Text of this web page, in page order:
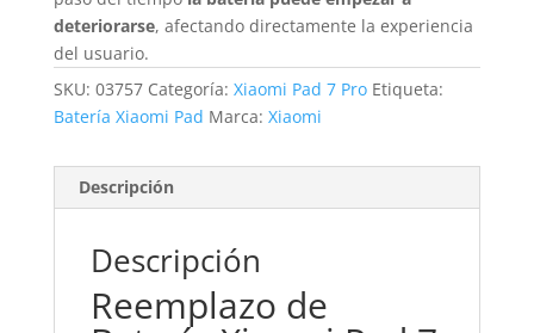
deteriorarse, afectando directamente la experiencia
del usuario.
SKU: 03757 Categoría: Xiaomi Pad 7 Pro Etiqueta:
Batería Xiaomi Pad Marca: Xiaomi
Descripción
Descripción
Reemplazo de